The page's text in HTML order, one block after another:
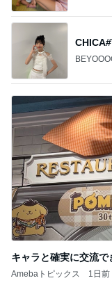
キャラと確実に交流
Amebaトピックス 1日前